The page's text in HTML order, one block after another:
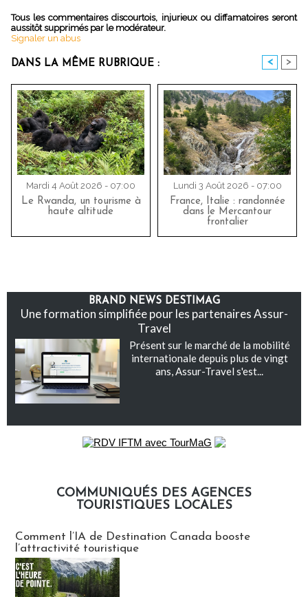
Tous les commentaires discourtois, injurieux ou diffamatoires seront
aussitôt supprimés par le modérateur.
Signaler un abus
DANS LA MÊME RUBRIQUE : < >
Mardi 4 Août 2026 - 07:00
Le Rwanda, un tourisme à
haute altitude
Lundi 3 Août 2026 - 07:00
France, Italie : randonnée
dans le Mercantour
frontalier
BRAND NEWS DESTIMAG
Une formation simplifiée pour les partenaires Assur-
Travel
Présent sur le marché de la mobilité
internationale depuis plus de vingt
ans, Assur-Travel s'est...
COMMUNIQUÉS DES AGENCES
TOURISTIQUES LOCALES
Comment l’IA de Destination Canada booste
l’attractivité touristique